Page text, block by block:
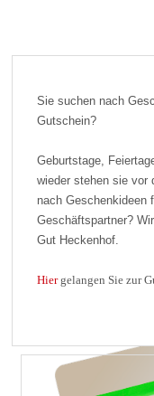
Sie suchen nach
Gutschein?
Geburtstage,
wieder stehen sie vor
nach Geschenkideen
Geschäftspartner?
Gut Heckenhof.
Hiergelangen Sie zur